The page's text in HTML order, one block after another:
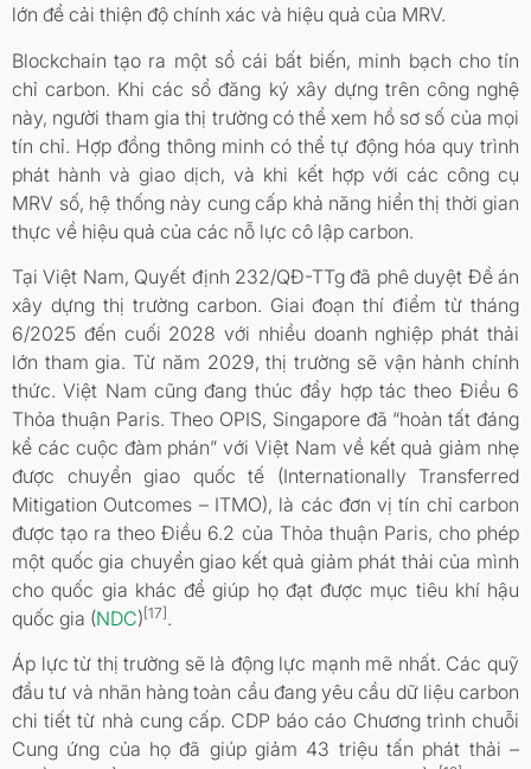
lớn để cải thiện độ chính xác và hiệu quả của MRV.
Blockchain tạo ra một sổ cái bất biến, minh bạch cho tín
chỉ carbon. Khi các sổ đăng ký xây dựng trên công nghệ
này, người tham gia thị trường có thể xem hồ sơ số của mọi
tín chỉ. Hợp đồng thông minh có thể tự động hóa quy trình
phát hành và giao dịch, và khi kết hợp với các công cụ
MRV số, hệ thống này cung cấp khả năng hiển thị thời gian
thực về hiệu quả của các nỗ lực cô lập carbon.
Tại Việt Nam, Quyết định 232/QĐ-TTg đã phê duyệt Đề án
xây dựng thị trường carbon. Giai đoạn thí điểm từ tháng
6/2025 đến cuối 2028 với nhiều doanh nghiệp phát thải
lớn tham gia. Từ năm 2029, thị trường sẽ vận hành chính
thức. Việt Nam cũng đang thúc đẩy hợp tác theo Điều 6
Thỏa thuận Paris. Theo OPIS, Singapore đã “hoàn tất đáng
kể các cuộc đàm phán” với Việt Nam về kết quả giảm nhẹ
được chuyển giao quốc tế (Internationally Transferred
Mitigation Outcomes – ITMO), là các đơn vị tín chỉ carbon
được tạo ra theo Điều 6.2 của Thỏa thuận Paris, cho phép
một quốc gia chuyển giao kết quả giảm phát thải của mình
cho quốc gia khác để giúp họ đạt được mục tiêu khí hậu
quốc gia (NDC) [17] .
Áp lực từ thị trường sẽ là động lực mạnh mẽ nhất. Các quỹ
đầu tư và nhãn hàng toàn cầu đang yêu cầu dữ liệu carbon
chi tiết từ nhà cung cấp. CDP báo cáo Chương trình chuỗi
Cung ứng của họ đã giúp giảm 43 triệu tấn phát thải –